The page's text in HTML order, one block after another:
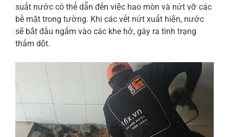
suất nước có thể dẫn đến việc hao mòn và nứt vỡ các
bề mặt trong tường. Khi các vết nứt xuất hiện, nước
sẽ bắt đầu ngấm vào các khe hở, gây ra tình trạng
thấm dột.